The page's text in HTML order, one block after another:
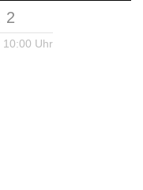
2
10:00 Uhr